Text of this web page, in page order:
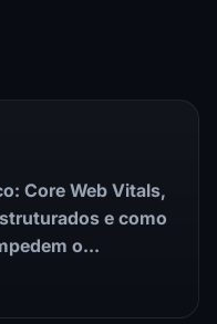
Core Web Vitals,
e como
o…